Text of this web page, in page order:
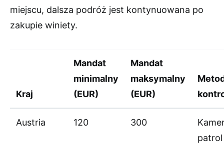
miejscu, dalsza podróż jest kontynuowana po
zakupie winiety.
Kraj
Mandat
minimalny
(EUR)
Mandat
maksymalny
(EUR)
Austria 120 300
patrol